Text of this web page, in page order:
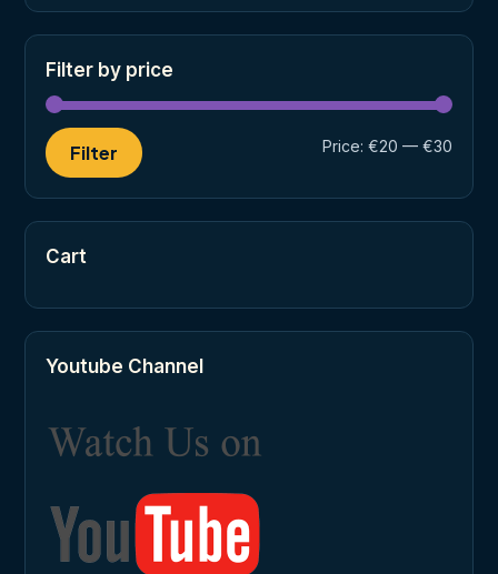
Filter by price
Filter Price: €20 — €30
Cart
Youtube Channel